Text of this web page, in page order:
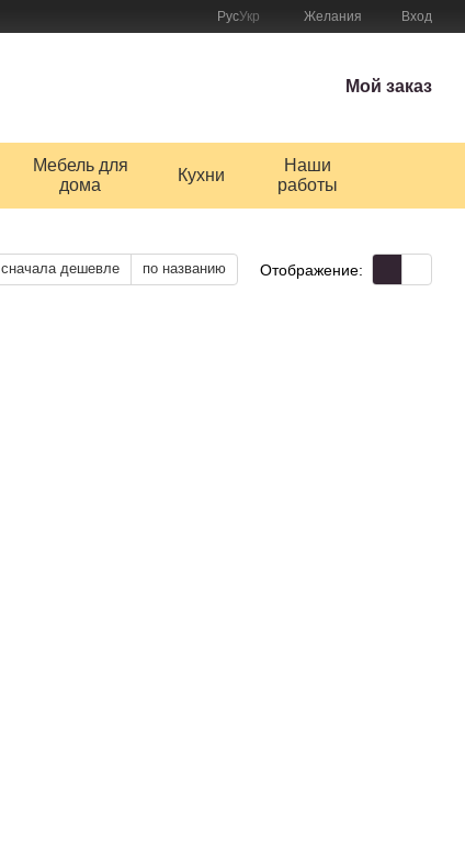
РусУкр Желания Вход
Мой заказ
Мебель для
дома
Кухни
Наши
работы
сначала дешевле по названию Отображение: